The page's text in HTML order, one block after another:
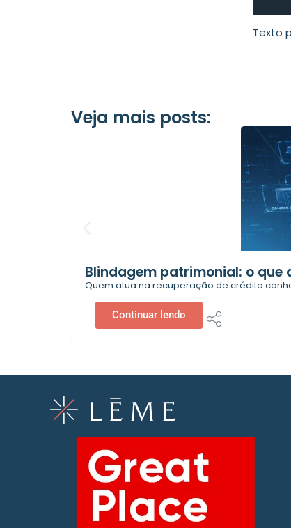
Texto
Veja mais posts:
Blindagem patrimonial: o que
Quem atua na recuperação de crédito
Continuar lendo